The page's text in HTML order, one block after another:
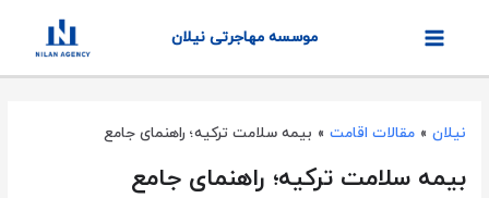
موسسه مهاجرتی نیلان
نیلان »مقالات اقامت » بیمه سلامت ترکیه؛ راهنمای جامع
بیمه سلامت ترکیه؛ راهنمای جامع